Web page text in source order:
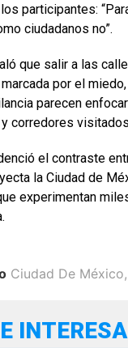
participantes:
ciudadanos no”.
que salir a las
por el
parecen
corredores
el contraste
la Ciudad de
experimentan
Ciudad De México,